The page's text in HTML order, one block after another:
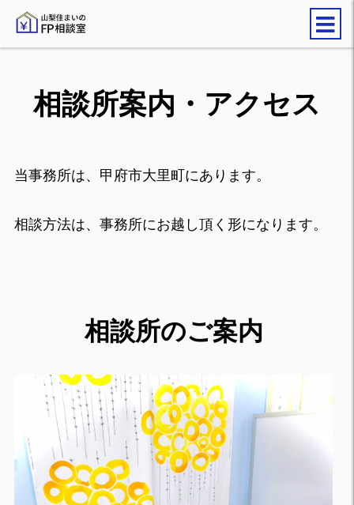
相談所案内・アクセス
当事務所は、甲府市大里町にあります。
相談方法は、事務所にお越し頂く形になります。
相談所のご案内